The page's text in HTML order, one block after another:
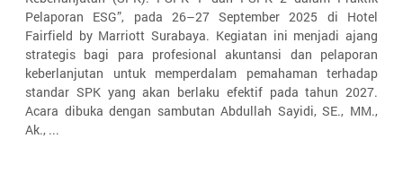
Pelaporan ESG”, pada 26–27 September 2025 di Hotel
Fairfield by Marriott Surabaya. Kegiatan ini menjadi ajang
strategis bagi para profesional akuntansi dan pelaporan
keberlanjutan untuk memperdalam pemahaman terhadap
standar SPK yang akan berlaku efektif pada tahun 2027.
Acara dibuka dengan sambutan Abdullah Sayidi, SE., MM.,
Ak., ...